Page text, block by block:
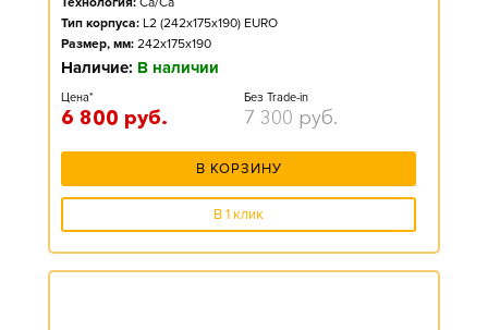
Тип корпуса: L2 (242x175x190) EURO
Размер, мм: 242x175x190
Наличие: В наличии
Цена*
6 800 руб.
Без Trade-in
7 300 руб.
В КОРЗИНУ
В 1 клик